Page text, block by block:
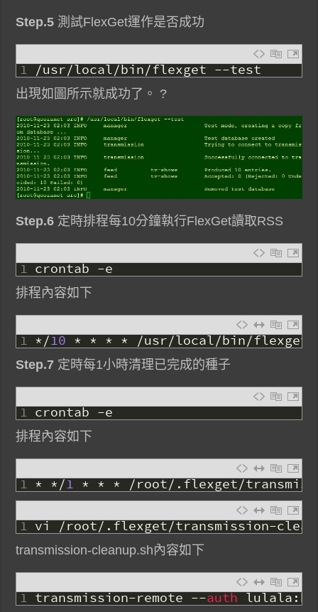
Step.5 測試FlexGet運作是否成功
1 /usr/local/bin/flexget --test
出現如圖所示就成功了。 ?
Step.6 定時排程每10分鐘執行FlexGet讀取RSS
1 crontab -e
排程內容如下
1 */10 * * * * /usr/local/bin/flexget
Step.7 定時每1小時清理已完成的種子
1 crontab -e
排程內容如下
1 * */1 * * * /root/.flexget/
1 vi /root/.flexget/transmission-
transmission-cleanup.sh內容如下
1 transmission-remote --auth lulala: